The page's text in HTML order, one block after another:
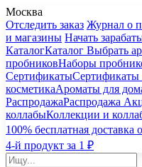
Москва
Отследить заказ Журнал о
и магазины Начать
КаталогКаталог Выбрать
пробниковНаборы
СертификатыСертификаты
косметикаАроматы для
РаспродажаРаспродажа
коллабыКоллекции и
100% бесплатная
4-й продукт за 1 ₽